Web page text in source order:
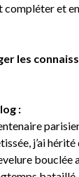
et
les
:
j’ai
bouclée